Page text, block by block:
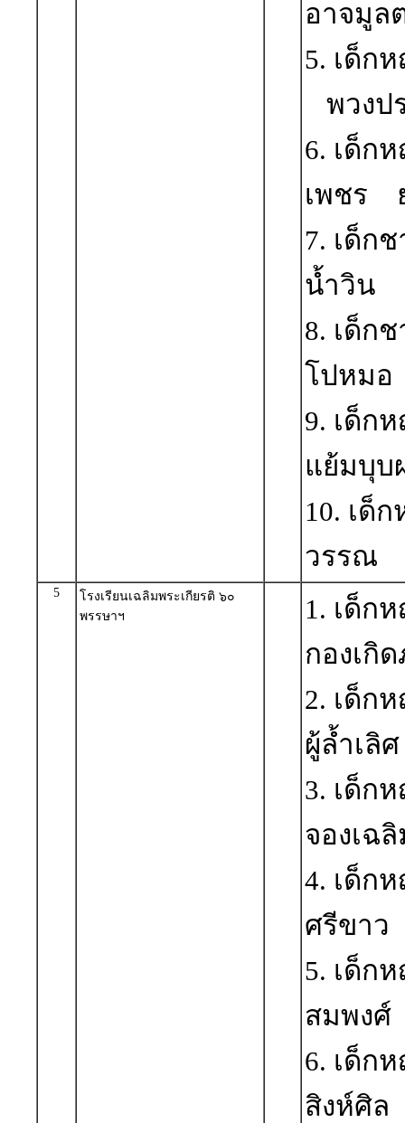
อาจมูล
5. เด็ก
พวงป
6. เด็ก
เพชร
7. เด็ก
น้ำวิน
8. เด็
โปหมอ
9. เด็
แย้มบุบ
10. เด็
วรรณ
5
โรงเรียนเฉลิมพระเกียรติ ๖๐
พรรษาฯ
1. เด็
กองเกิ
2. เด็
ผู้ล้ำเลิศ
3. เด็ก
จองเฉ
4. เด็ก
ศรีขาว
5. เด็
สมพงศ์
6. เด็ก
สิงห์ศิล